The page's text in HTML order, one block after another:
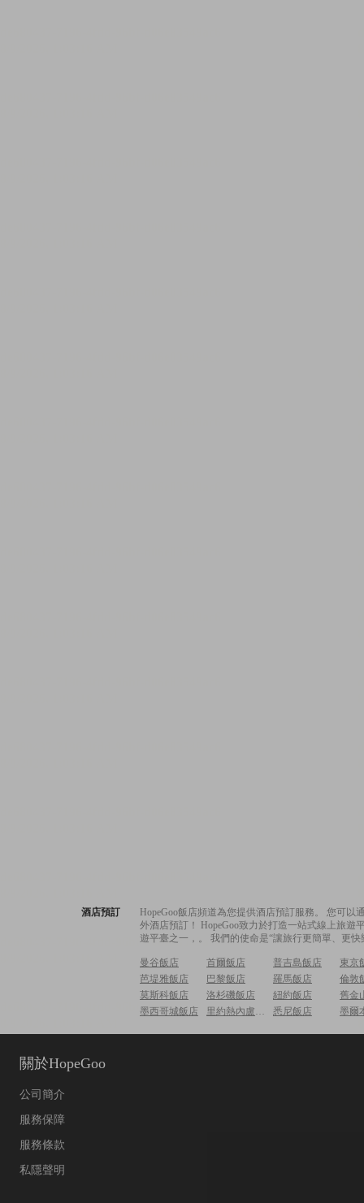
酒店預訂
HopeGoo飯店頻道為您提供酒店預訂服務。 您可
外酒店預訂！ HopeGoo致力於打造一站式線上旅
遊平臺之一，。 我們的使命是“讓旅行更簡單、更
曼谷飯店 首爾飯店 普吉島飯店
東京
芭堤雅飯店
巴黎飯店 羅馬飯店
倫敦
莫斯科飯店
洛杉磯飯店 紐約飯店
舊金
墨西哥城飯店
里約熱內盧飯店 悉尼飯店 墨爾
關於HopeGoo
公司簡介
服務保障
服務條款
私隱聲明